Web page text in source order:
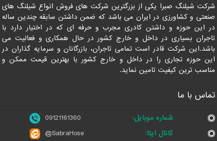
شرکت شیلنگ صبرا یکی از بزرگترین شرکت های فروش انواع شیلنگ های
صنعتی و کشاورزی در ایران می باشد که ضمن داشتن سابقه چندین ساله
در این حوزه و داشتن کادری مجرب و حرفه ای که در اختیار دارد با
تاجران بسیاری در داخل و خارج کشور در حال همکاری و فعالیت می
باشد.این شرکت قادر است تمامی تاجران، بازرگانان و سرمایه گذاران در
این حوزه تجاری را در داخل و خارج کشور با بهترین قیمت ممکن و
مناسب ترین کیفیت تامین نماید.
تماس با ما
شماره موبایل:
09121161360
کانال ایتا:
@SabraHose